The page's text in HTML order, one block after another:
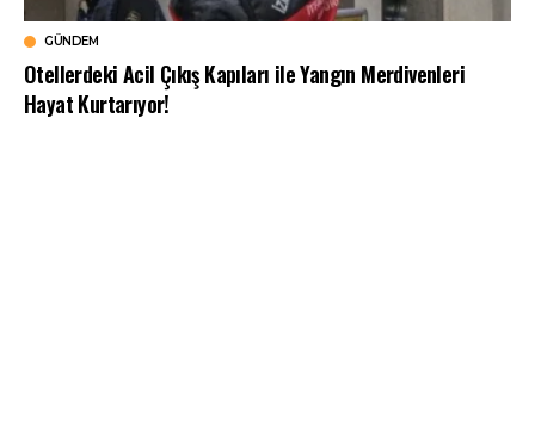
GÜNDEM
Otellerdeki Acil Çıkış Kapıları ile Yangın Merdivenleri
Hayat Kurtarıyor!